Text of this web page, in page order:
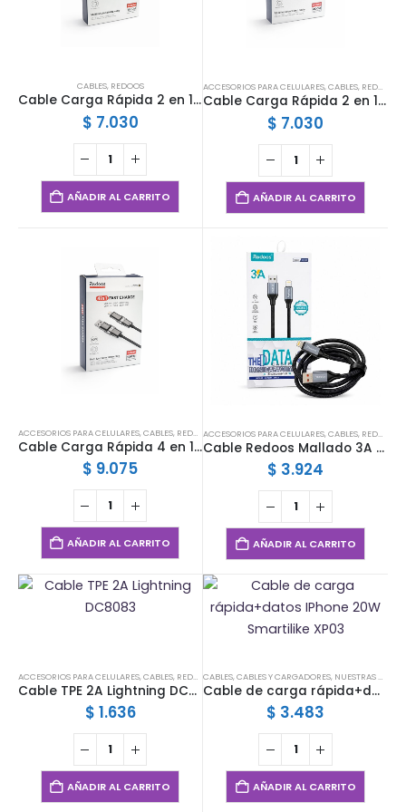
CABLES, REDOOS
Cable Carga Rápida 2 en 1 Redoos 60W USB-A a Tipo C y Lightning Nylon Trenzado 1 Metro
$ 7.030
AÑADIR AL CARRITO
ACCESORIOS PARA CELULARES,CABLES, REDOOS
Cable Carga Rápida 2 en 1 Redoos 60W USB-A a Tipo C Lightning Nylon Trenzado 2 M
$ 7.030
AÑADIR AL CARRITO
ACCESORIOS PARA CELULARES,CABLES, REDOOS
Cable Carga Rápida 4 en 1 Redoos 60W USB-C USB-A a Lightning Tipo C Nylon Trenzado 1m
$ 9.075
AÑADIR AL CARRITO
ACCESORIOS PARA CELULARES,CABLES, REDOOS
Cable Redoos Mallado 3A Lightning
$ 3.924
AÑADIR AL CARRITO
ACCESORIOS PARA CELULARES,CABLES, REDOOS
Cable TPE 2A Lightning DC8083
$ 1.636
AÑADIR AL CARRITO
CABLES,CABLES Y CARGADORES, NUESTRAS MARCAS
Cable de carga rápida+datos IPhone 20W Smartilike XP03
$ 3.483
AÑADIR AL CARRITO